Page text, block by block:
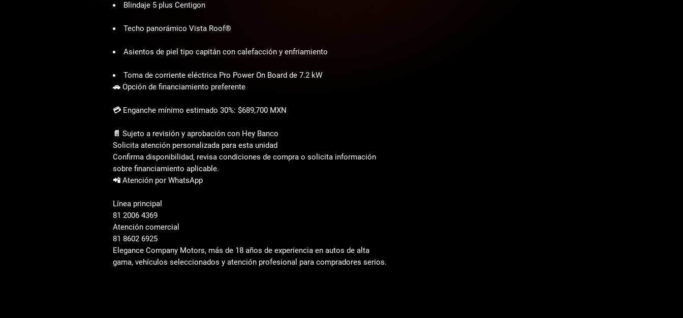
Blindaje 5 plus Centigon
Techo panorámico Vista Roof®
Asientos de piel tipo capitán con calefacción y enfriamiento
Toma de corriente eléctrica Pro Power On Board de 7.2 kW
🚗 Opción de financiamiento preferente
💳 Enganche mínimo estimado 30%: $689,700 MXN
📄 Sujeto a revisión y aprobación con Hey Banco
Solicita atención personalizada para esta unidad
Confirma disponibilidad, revisa condiciones de compra o solicita información
sobre financiamiento aplicable.
📲 Atención por WhatsApp
Línea principal
81 2006 4369
Atención comercial
81 8602 6925
Elegance Company Motors, más de 18 años de experiencia en autos de alta
gama, vehículos seleccionados y atención profesional para compradores serios.